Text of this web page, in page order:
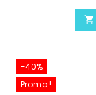

-40%
Promo !